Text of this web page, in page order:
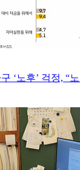
‘노후’ 걱정, “